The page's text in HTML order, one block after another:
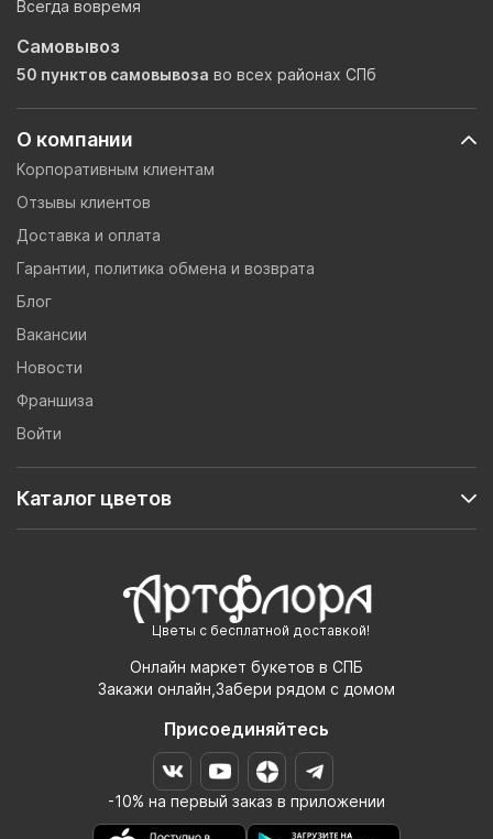
Цветы с бесплатной доставкой!
Онлайн маркет букетов в СПБ
Закажи онлайн,Забери рядом с домом
Присоединяйтесь
-10% на первый заказ в приложении
О компании
Корпоративным клиентам
Отзывы клиентов
Доставка и оплата
Гарантии, политика обмена и возврата
Блог
Вакансии
Новости
Франшиза
Войти
Каталог цветов
Всегда вовремя
Самовывоз
50 пунктов самовывоза во всех районах СПб